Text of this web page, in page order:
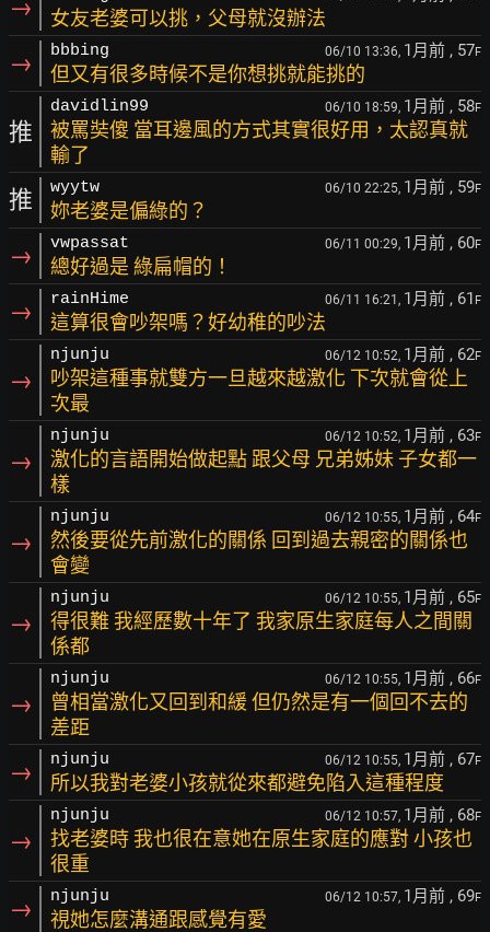
→ 女友老婆可以挑，父母就沒辦法
→ bbbing 06/10 13:36, 1月前 , 57F
但又有很多時候不是你想挑就能挑的
推
davidlin99 06/10 18:59, 1月前 , 58F
被罵奘傻 當耳邊風的方式其實很好用，太認真就
輸了
推 wyytw 06/10 22:25, 1月前 , 59F
妳老婆是偏綠的？
→ vwpassat 06/11 00:29, 1月前 , 60F
總好過是 綠扁帽的！
→ rainHime 06/11 16:21, 1月前 , 61 F
這算很會吵架嗎？好幼稚的吵法
→
njunju 06/12 10:52, 1月前 , 62F
吵架這種事就雙方一旦越來越激化 下次就會從上
次最
→
njunju 06/12 10:52, 1月前 , 63F
激化的言語開始做起點 跟父母 兄弟姊妹 子女都一
樣
→
njunju 06/12 10:55, 1月前 , 64F
然後要從先前激化的關係 回到過去親密的關係也
會變
→
njunju 06/12 10:55, 1月前 , 65F
得很難 我經歷數十年了 我家原生家庭每人之間關
係都
→
njunju 06/12 10:55, 1月前 , 66F
曾相當激化又回到和緩 但仍然是有一個回不去的
差距
→ njunju 06/12 10:55, 1月前 , 67F
所以我對老婆小孩就從來都避免陷入這種程度
→
njunju 06/12 10:57, 1月前 , 68F
找老婆時 我也很在意她在原生家庭的應對 小孩也
很重
→ njunju 06/12 10:57, 1月前 , 69F
視她怎麼溝通跟感覺有愛